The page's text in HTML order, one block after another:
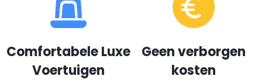
Comfortabele Luxe
Voertuigen
Geen verborgen
kosten